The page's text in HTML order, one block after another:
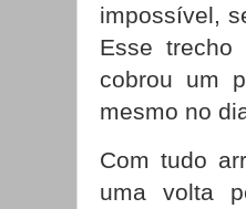
impossível,
Esse
cobrou um
mesmo no
Com tudo
uma volta